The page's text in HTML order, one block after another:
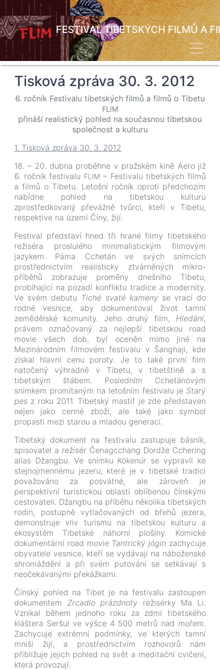
Přejít
k
hlavnímu
obsahu
FESTIVAL TIBETSKÝCH FILMŮ A
Tisková zpráva 30. 3. 2012
6. ročník Festivalu tibetských filmů a filmů o Tibetu
FLIM
přináší realistický pohled na současnou tibetskou
společnost a kulturu
1. Tisková zpráva 30. 3. 2012
18. – 20. dubna proběhne v pražském kině Aero již
6. ročník festivalu FLIM – Festivalu tibetských filmů
a filmů o Tibetu. Letošní ročník oproti předchozím
nabídne pohled na tibetskou kulturu
zprostředkovaný převážně tvůrci, kteří v Tibetu,
respektive na území Číny, žijí.
Festival představí hned tři hrané filmy tibetského
režiséra proslulého minimalistickým filmovým
jazykem. Päma Cchetän ve svých snímcích
prostřednictvím realisticky ztvárněných mikro-
příběhů zobrazuje proměny dnešního Tibetu,
probíhající na pozadí konfliktu tradice a modernity.
Ve svém debutu Tiché svaté kameny se vrací do
rodné vesnice, aby dokumentoval život tamní
zemědělské komunity. Jeho druhý film, Hledání,
právem označovaný za nejlepší tibetskou road
movie všech dob, byl oceněn mimo jiné na
Mezinárodním filmovém festivalu v Šanghaji, kde
získal hlavní cenu poroty. Je to také první film
natočený výhradně v Tibetu, v tibetštině a s
tibetským štábem. Posledním Cchetänovým
snímkem promítaným na letošním festivalu je Starý
pes z roku 2011. Tibetský mastif je zde představen
nejen jako cenné zboží, ale také jako symbol
propasti mezi starou a mladou generací.
Tibetský dokument na festivalu zastupuje básník,
spisovatel a režisér Čenagcchang Dordže Cchering
alias Džangbu. Ve snímku Kökenúr se vypravil ke
stejnojmennému jezeru, které je v tibetské tradici
považováno za posvátné, ale zároveň je
perspektivní turistickou oblastí oblíbenou čínskými
cestovateli. Džangbu na příběhu několika tibetských
rodin, postupně vytlačovaných od břehů jezera,
demonstruje vliv turismu na tibetskou kulturu a
ekosystém Tibetské náhorní plošiny. Komické
dokumentární road movie Tantrický jógin zachycuje
obyvatele vesnice, kteří se vydávají na náboženské
shromáždění a při svém putování se setkávají s
neočekávanými překážkami.
Čínský pohled na Tibet je na festivalu zastoupen
dokumentem Zrcadlo prázdnoty režisérky Ma Li.
Vznikal během jednoho roku za zdmi tibetského
kláštera Seršul ve výšce 4 500 metrů nad mořem.
Zachycuje extrémní podmínky, ve kterých tamní
mniši žijí, a prostřednictvím rozhovorů nám
přibližuje jejich pohled na svět a meditační cvičení,
která provozují.